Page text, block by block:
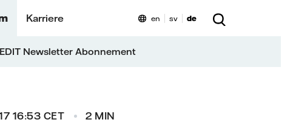
Karriere
Newsletter Abonnement
en sv de
16:53 CET 2 MIN